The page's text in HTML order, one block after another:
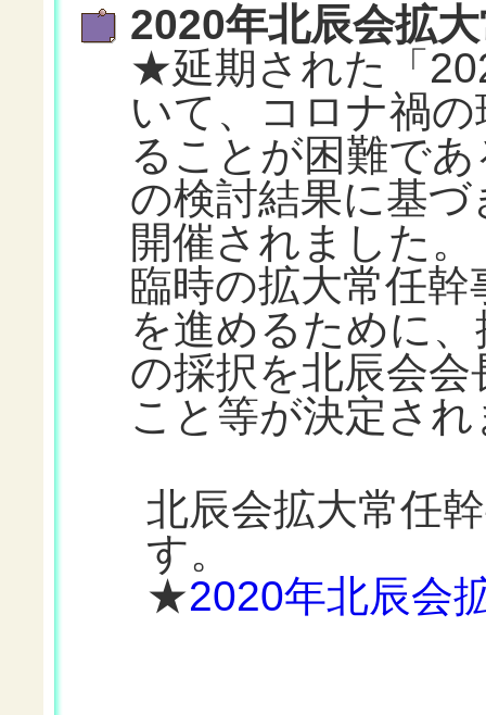
2020年北辰会拡
★延期された「
いて、コロナ禍
ることが困難で
の検討結果に基
開催されました。
臨時の拡大常任
を進めるために
の採択を北辰会
こと等が決定さ
北辰会拡大常任
す。
★2020年北辰会